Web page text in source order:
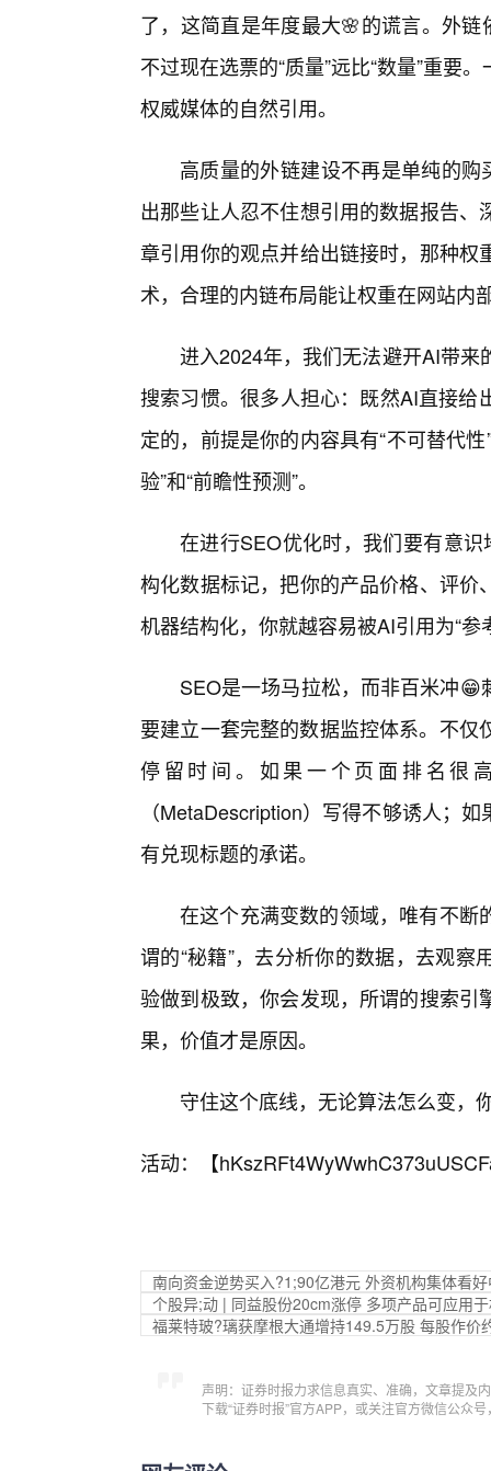
了，这简直是年度最大🌸的谎言。外
不过现在选票的“质量”远比“数量”重要
权威媒体的自然引用。
高质量的外链建设不再是单纯的购
出那些让人忍不住想引用的数据报告
章引用你的观点并给出链接时，那种
术，合理的内链布局能让权重在网站内
进入2024年，我们无法避开AI带
搜索习惯。很多人担心：既然AI直接
定的，前提是你的内容具有“不可替代
验”和“前瞻性预测”。
在进行SEO优化时，我们要有意
构化数据标记，把你的产品价格、评
机器结构化，你就越容易被AI引用为“参
SEO是一场马拉松，而非百米冲
要建立一套完整的数据监控体系。不
停留时间。如果一个页面排名很
（MetaDescription）写得不够诱人；
有兑现标题的承诺。
在这个充满变数的领域，唯有不断
谓的“秘籍”，去分析你的数据，去观
验做到极致，你会发现，所谓的搜索
果，价值才是原因。
守住这个底线，无论算法怎么变，
活动：【
南向资金逆势买入?1;90亿港元 外资机构集体看
个股异;动 | 同益股份20cm涨停 多项产品可应用
福莱特玻?璃获摩根大通增持149.5万股 每股作价
声明：证券时报力求信息真实、准确，文章提及
下载“证券时报”官方APP，或关注官方微信公众